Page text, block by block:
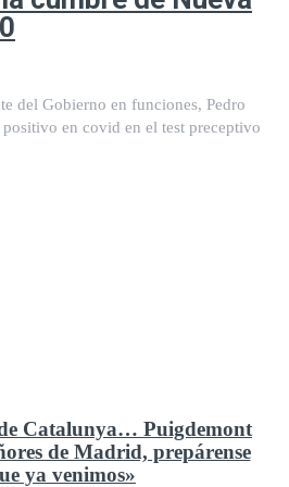
del Gobierno en funciones, Pedro
positivo en covid en el test preceptivo
Catalunya… Puigdemont
de Madrid, prepárense
ya venimos»